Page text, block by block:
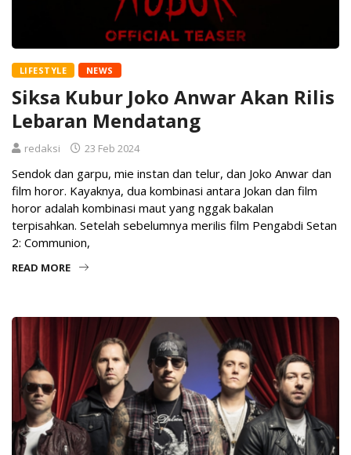
LIFESTYLE NEWS
Siksa Kubur Joko Anwar Akan Rilis
Lebaran Mendatang
redaksi 23 Feb 2024
Sendok dan garpu, mie instan dan telur, dan Joko Anwar dan
film horor. Kayaknya, dua kombinasi antara Jokan dan film
horor adalah kombinasi maut yang nggak bakalan
terpisahkan. Setelah sebelumnya merilis film Pengabdi Setan
2: Communion,
READ MORE